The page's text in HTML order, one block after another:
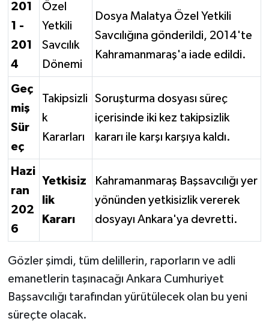
201
1 -
201
4
Özel
Yetkili
Savcılık
Dönemi
Dosya Malatya Özel Yetkili
Savcılığına gönderildi, 2014'te
Kahramanmaraş'a iade edildi.
Geç
miş
Sür
eç
Takipsizli
k
Kararları
Soruşturma dosyası süreç
içerisinde iki kez takipsizlik
kararı ile karşı karşıya kaldı.
Hazi
ran
202
6
Yetkisiz
lik
Kararı
Kahramanmaraş Başsavcılığı yer
yönünden yetkisizlik vererek
dosyayı Ankara'ya devretti.
Gözler şimdi, tüm delillerin, raporların ve adli
emanetlerin taşınacağı Ankara Cumhuriyet
Başsavcılığı tarafından yürütülecek olan bu yeni
süreçte olacak.